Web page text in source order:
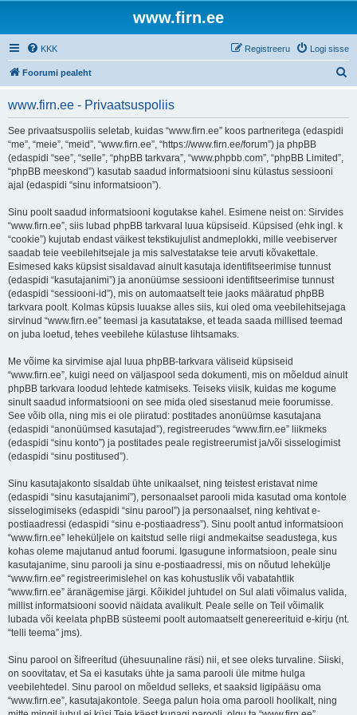
www.firn.ee
KKK Logi sisse
Registreeru
Foorumi pealeht
www.firn.ee - Privaatsuspoliis
See privaatsuspoliis seletab, kuidas “www.firn.ee” koos partneritega (edaspidi
“me”, “meie”, “meid”, “www.firn.ee”, “https://www.firn.ee/forum”) ja phpBB
(edaspidi “see”, “selle”, “phpBB tarkvara”, “www.phpbb.com”, “phpBB Limited”,
“phpBB meeskond”) kasutab saadud informatsiooni sinu külastus sessiooni
ajal (edaspidi “sinu informatsioon”).
Sinu poolt saadud informatsiooni kogutakse kahel. Esimene neist on: Sirvides
“www.firn.ee”, siis lubad phpBB tarkvaral luua küpsiseid. Küpsised (ehk ingl. k
“cookie”) kujutab endast väikest tekstikujulist andmeplokki, mille veebiserver
saadab teie veebilehitsejale ja mis salvestatakse teie arvuti kõvakettale.
Esimesed kaks küpsist sisaldavad ainult kasutaja identifitseerimise tunnust
(edaspidi “kasutajanimi”) ja anonüümse sessiooni identifitseerimise tunnust
(edaspidi “sessiooni-id”), mis on automaatselt teie jaoks määratud phpBB
tarkvara poolt. Kolmas küpsis luuakse alles siis, kui oled oma veebilehitsejaga
sirvinud “www.firn.ee” teemasi ja kasutatakse, et teada saada millised teemad
on juba loetud, tehes veebilehe külastuse lihtsamaks.
Me võime ka sirvimise ajal luua phpBB-tarkvara väliseid küpsiseid
“www.firn.ee”, kuigi need on väljaspool seda dokumenti, mis on mõeldud ainult
phpBB tarkvara loodud lehtede katmiseks. Teiseks viisik, kuidas me kogume
sinult saadud informatsiooni on see mida oled sisestanud meie foorumisse.
See võib olla, ning mis ei ole piiratud: postitades anonüümse kasutajana
(edaspidi “anonüümsed kasutajad”), registreerudes “www.firn.ee” liikmeks
(edaspidi “sinu konto”) ja postitades peale registreerumist ja/või sisselogimist
(edaspidi “sinu postitused”).
Sinu kasutajakonto sisaldab ühte unikaalset, ning teistest eristavat nime
(edaspidi “sinu kasutajanimi”), personaalset parooli mida kasutad oma kontole
sisselogimiseks (edaspidi “sinu parool”) ja personaalset, ning kehtivat e-
postiaadressi (edaspidi “sinu e-postiaadress”). Sinu poolt antud informatsioon
“www.firn.ee” leheküljele on kaitstud selle riigi andmekaitse seadustega, kus
kohas oleme majutanud antud foorumi. Igasugune informatsioon, peale sinu
kasutajanime, sinu parooli ja sinu e-postiaadressi, mis on nõutud lehekülje
“www.firn.ee” registreerimislehel on kas kohustuslik või vabatahtlik
“www.firn.ee” äranägemise järgi. Kõikidel juhtudel on Sul alati võimalus valida,
millist informatsiooni soovid näidata avalikult. Peale selle on Teil võimalik
lubada või keelata phpBB süsteemi poolt automaatselt genereerituid e-kirju (nt.
“telli teema” jms).
Sinu parool on šifreeritud (ühesuunaline räsi) nii, et see oleks turvaline. Siiski,
on soovitatav, et Sa ei kasutaks ühte ja sama parooli üle mitme hulga
veebilehtedel. Sinu parool on mõeldud selleks, et saaksid ligipääsu oma
“www.firn.ee”, kasutajakontole. Seega palun hoia oma parooli hoolikalt, ning